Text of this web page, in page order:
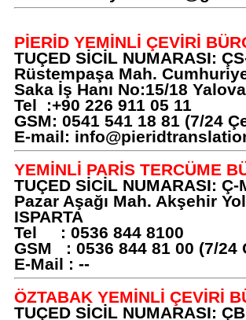
PİERİD YEMİNLİ ÇEVİRİ
TUÇED SİCİL NUMARASI:
Rüstempaşa Mah.
Saka İş Hanı No:15/18
Tel :+90 226 911 05 11
GSM: 0541 541 18 81 (7/24
E-mail:
YEMİNLİ PARİS TERCÜME
TUÇED SİCİL NUMARASI: Ç-
Pazar Aşağı Mah. Akşehir
ISPARTA
Tel : 0536 844 8100
GSM : 0536 844 81 00 (7/
E-Mail : --
ÖZTABAK YEMİNLİ ÇEVİRİ
TUÇED SİCİL NUMARASI: